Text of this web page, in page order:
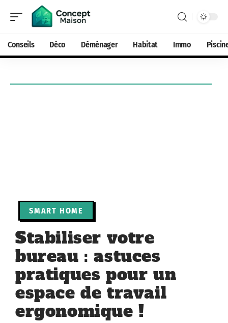
Conseils Déco Déménager Habitat Immo
SMART HOME
Stabiliser votre
bureau : astuces
pratiques pour un
espace de travail
ergonomique !